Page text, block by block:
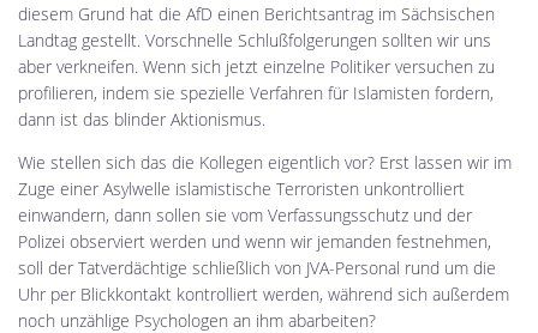
diesem Grund hat die AfD einen Berichtsantrag im Sächsischen
Landtag gestellt. Vorschnelle Schlußfolgerungen sollten wir uns
aber verkneifen. Wenn sich jetzt einzelne Politiker versuchen zu
profilieren, indem sie spezielle Verfahren für Islamisten fordern,
dann ist das blinder Aktionismus.
Wie stellen sich das die Kollegen eigentlich vor? Erst lassen wir im
Zuge einer Asylwelle islamistische Terroristen unkontrolliert
einwandern, dann sollen sie vom Verfassungsschutz und der
Polizei observiert werden und wenn wir jemanden festnehmen,
soll der Tatverdächtige schließlich von JVA-Personal rund um die
Uhr per Blickkontakt kontrolliert werden, während sich außerdem
noch unzählige Psychologen an ihm abarbeiten?